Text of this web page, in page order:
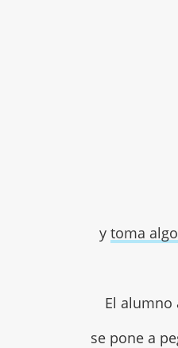
y toma
El alumno
se pone a